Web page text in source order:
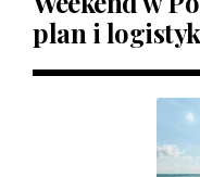
plan i